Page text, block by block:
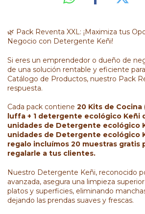
🌿 Pack Reventa XXL: ¡Maximiza tus
Negocio con Detergente Keñi!
Si eres un emprendedor o dueño de
de una solución rentable y eficiente
Catálogo de Productos, nuestro Pack
respuesta.
Cada pack contiene 20 Kits de Cocina
luffa + 1 detergente ecológico Keñi
unidades de Detergente ecológico
unidades de Detergente ecológico
regalo incluímos 20 muestras gratis
regalarle a tus clientes.
Nuestro Detergente Keñi, reconocido
avanzada, asegura una limpieza
platos y superficies, eliminando
dejando las prendas suaves y frescas.